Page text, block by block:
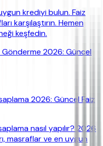
krediyi bulun. Faiz
karşılaştırın. Hemen
keşfedin.
Gönderme 2026: Güncel
2026: Güncel Faiz
nasıl yapılır? 2026
masraflar ve en uygun